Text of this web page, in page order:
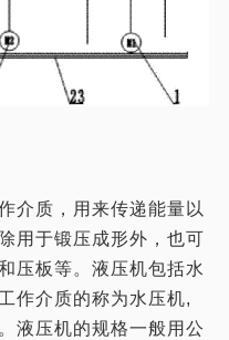
质，用来传递能量以
用于锻压成形外，也可
压板等。液压机包括水
作介质的称为水压机,
液压机的规格一般用公